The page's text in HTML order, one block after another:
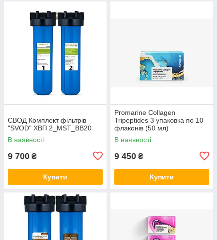
СВОД Комплект фільтрів
"SVOD" ХВП 2_MST_BB20
В наявності
9 700 ₴
Купити
Promarine Collagen
Tripeptides 3 упаковка по 10
флаконів (50 мл)
В наявності
9 450 ₴
Купити